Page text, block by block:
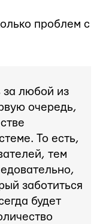
проблем с
за любой из
очередь,
То есть,
тем
заботиться
будет